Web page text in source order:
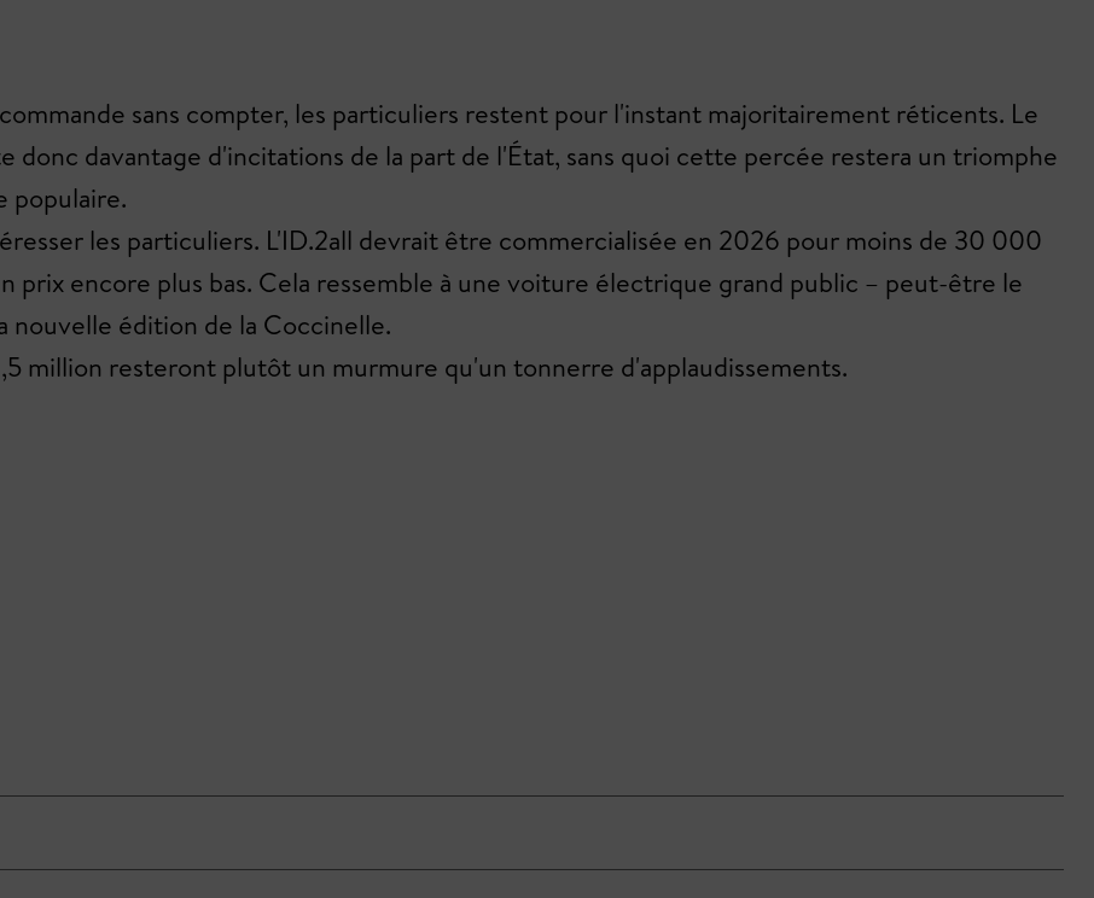
sans compter, les particuliers restent pour l'instant majoritairement réticents. Le
donc davantage d'incitations de la part de l'État, sans quoi cette percée restera un triomphe
populaire.
les particuliers. L'ID.2all devrait être commercialisée en 2026 pour moins de 30 000
prix encore plus bas. Cela ressemble à une voiture électrique grand public – peut-être le
nouvelle édition de la Coccinelle.
million resteront plutôt un murmure qu'un tonnerre d'applaudissements.